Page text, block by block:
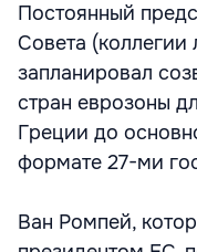
Постоянный
Совета
запланировал
стран еврозоны
Греции до
формате 27-ми
Ван Ромпей,